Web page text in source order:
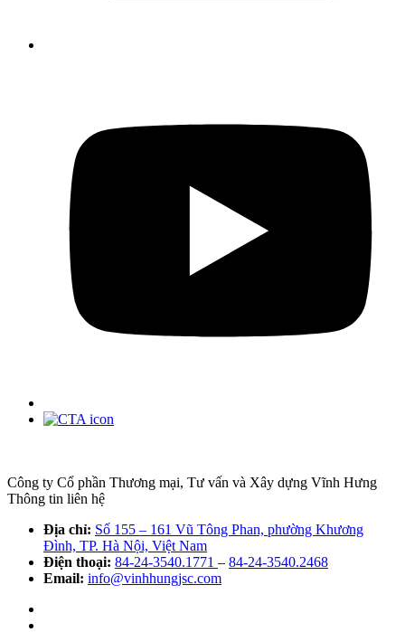
Công ty Cổ phần Thương mại, Tư vấn và Xây dựng Vĩnh Hưng
Thông tin liên hệ
Địa chỉ: Số 155 – 161 Vũ Tông Phan, phường Khương
Đình, TP. Hà Nội, Việt Nam
Điện thoại: 84-24-3540.1771 – 84-24-3540.2468
Email: info@vinhhungjsc.com